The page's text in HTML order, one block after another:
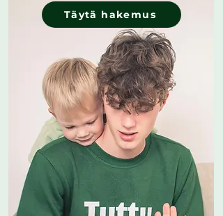
Täytä hakemus